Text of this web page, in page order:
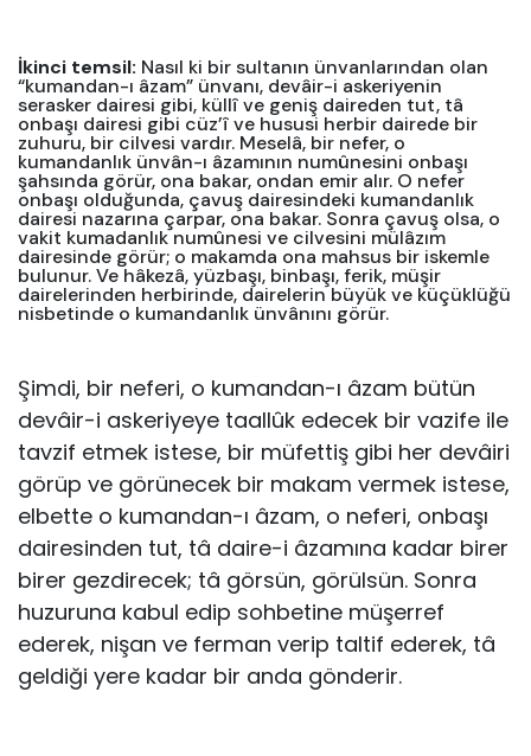
İkinci temsil: Nasıl ki bir sultanın ünvanlarından olan
“kumandan-ı âzam” ünvanı, devâir-i askeriyenin
serasker dairesi gibi, küllî ve geniş daireden tut, tâ
onbaşı dairesi gibi cüz’î ve hususi herbir dairede bir
zuhuru, bir cilvesi vardır. Meselâ, bir nefer, o
kumandanlık ünvân-ı âzamının numûnesini onbaşı
şahsında görür, ona bakar, ondan emir alır. O nefer
onbaşı olduğunda, çavuş dairesindeki kumandanlık
dairesi nazarına çarpar, ona bakar. Sonra çavuş olsa, o
vakit kumadanlık numûnesi ve cilvesini mülâzım
dairesinde görür; o makamda ona mahsus bir iskemle
bulunur. Ve hâkezâ, yüzbaşı, binbaşı, ferik, müşir
dairelerinden herbirinde, dairelerin büyük ve küçüklüğü
nisbetinde o kumandanlık ünvânını görür.
Şimdi, bir neferi, o kumandan-ı âzam bütün
devâir-i askeriyeye taallûk edecek bir vazife ile
tavzif etmek istese, bir müfettiş gibi her devâiri
görüp ve görünecek bir makam vermek istese,
elbette o kumandan-ı âzam, o neferi, onbaşı
dairesinden tut, tâ daire-i âzamına kadar birer
birer gezdirecek; tâ görsün, görülsün. Sonra
huzuruna kabul edip sohbetine müşerref
ederek, nişan ve ferman verip taltif ederek, tâ
geldiği yere kadar bir anda gönderir.